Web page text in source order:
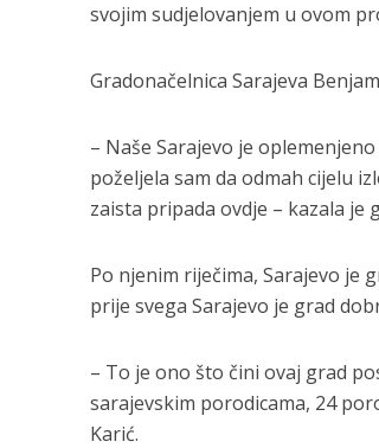
svojim sudjelovanjem u ovom
Gradonačelnica Sarajeva
– Naše Sarajevo je
poželjela sam da odmah cijelu
zaista pripada ovdje – kazala je
Po njenim riječima, Sarajevo je
prije svega Sarajevo je grad
– To je ono što čini ovaj grad
sarajevskim porodicama, 24
Karić.